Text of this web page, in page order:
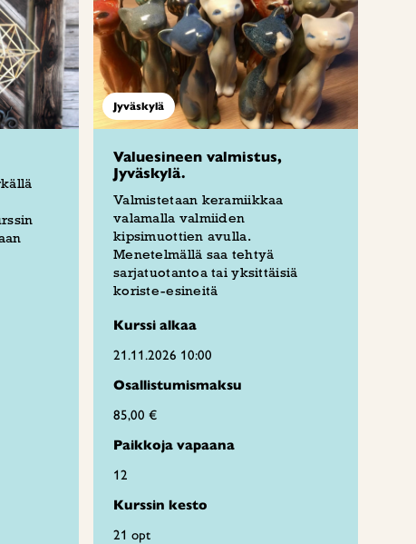
Jyväskylä
Valuesineen valmistus,
Jyväskylä.
Valmistetaan keramiikkaa
valamalla valmiiden
kipsimuottien avulla.
Menetelmällä saa tehtyä
sarjatuotantoa tai yksittäisiä
koriste-esineitä
Kurssi alkaa
21.11.2026 10:00
Osallistumismaksu
85,00 €
Paikkoja vapaana
12
Kurssin kesto
21 opt